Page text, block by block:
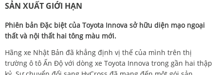
SẢN XUẤT GIỚI HẠN
Phiên bản Đặc biệt của Toyota Innova sở hữu diện mạo ngoại
thất và nội thất hai tông màu mới.
Hãng xe Nhật Bản đã khẳng định vị thế của mình trên thị
trường ô tô Ấn Độ với dòng xe Toyota Innova trong gần hai thập